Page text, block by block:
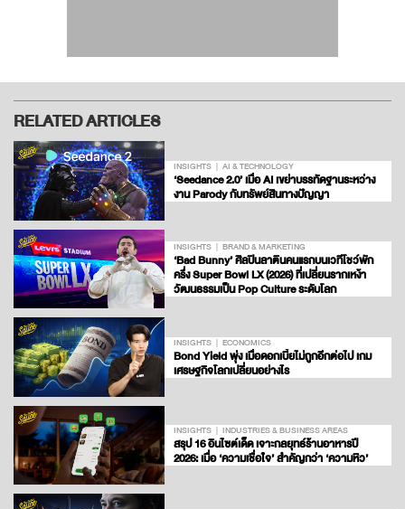
RELATED ARTICLES
INSIGHTS AI & TECHNOLOGY
‘Seedance 2.0’ เมื่อ AI เขย่าบรรทัดฐานระหว่าง
งาน Parody กับทรัพย์สินทางปัญญา
INSIGHTS BRAND & MARKETING
‘Bad Bunny’ ศิลปินลาตินคนแรกบนเวทีโชว์พัก
ครึ่ง Super Bowl LX (2026) ที่เปลี่ยนรากเหง้า
วัฒนธรรมเป็น Pop Culture ระดับโลก
INSIGHTS ECONOMICS
Bond Yield พุ่ง เมื่อดอกเบี้ยไม่ถูกอีกต่อไป เกม
เศรษฐกิจโลกเปลี่ยนอย่างไร
INSIGHTS INDUSTRIES & BUSINESS AREAS
สรุป 16 อินไซต์เด็ด เจาะกลยุทธ์ร้านอาหารปี
2026: เมื่อ ‘ความเชื่อใจ’ สำคัญกว่า ‘ความหิว’